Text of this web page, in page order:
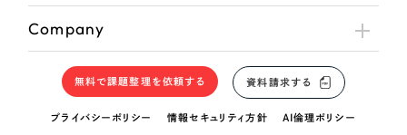
Company
無料で課題整理を依頼する 資料請求する
プライバシーポリシー 情報セキュリティ方針 AI倫理ポリシー